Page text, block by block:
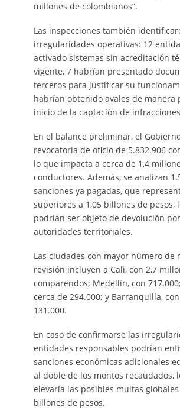
millones de colombianos”.
Las inspecciones también
irregularidades operativas: 12
activado sistemas sin acreditación
vigente, 7 habrían presentado
terceros para justificar su
habrían obtenido avales de manera
inicio de la captación de
En el balance preliminar, el
revocatoria de oficio de 5.832.906
lo que impacta a cerca de 1,4
conductores. Además, se analizan
sanciones ya pagadas, que
superiores a 1,05 billones de pesos,
podrían ser objeto de devolución
autoridades territoriales.
Las ciudades con mayor número de
revisión incluyen a Cali, con 2,7
comparendos; Medellín, con
cerca de 294.000; y Barranquilla,
131.000.
En caso de confirmarse las
entidades responsables podrían
sanciones económicas adicionales
al doble de los montos recaudados,
elevaría las posibles multas globales
billones de pesos.